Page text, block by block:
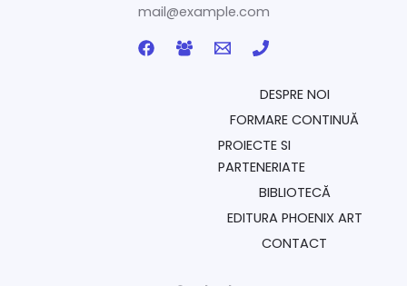
mail@example.com
DESPRE NOI
FORMARE CONTINUĂ
PROIECTE SI
PARTENERIATE
BIBLIOTECĂ
EDITURA PHOENIX ART
CONTACT